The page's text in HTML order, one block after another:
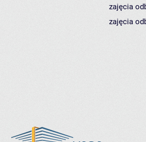
zajęcia
zajęcia